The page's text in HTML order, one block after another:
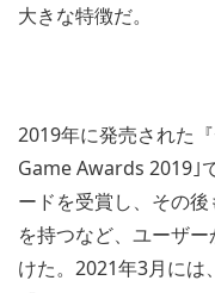
大きな特徴だ。
2019年に発売された
Game Awards 2019｣
ードを受賞し、その
を持つなど、ユーザ
けた。2021年3月には